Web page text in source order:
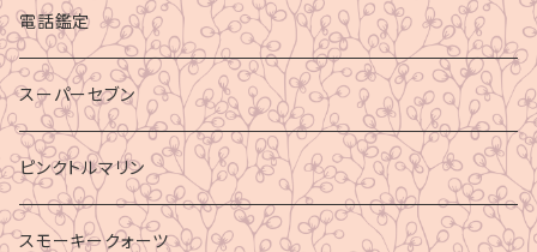
電話鑑定
スーパーセブン
ピンクトルマリン
スモーキークォーツ